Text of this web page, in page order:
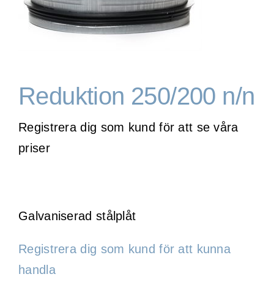
WooCommerce Cart
Reduktion 250/200 n/n
Registrera dig som kund för att se våra
priser
Galvaniserad stålplåt
Registrera dig som kund för att kunna
handla